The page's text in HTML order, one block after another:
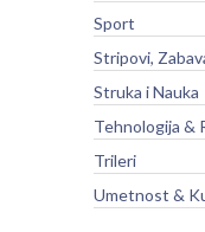
Sport
Stripovi,
Struka i Nauka
Tehnologija &
Trileri
Umetnost &